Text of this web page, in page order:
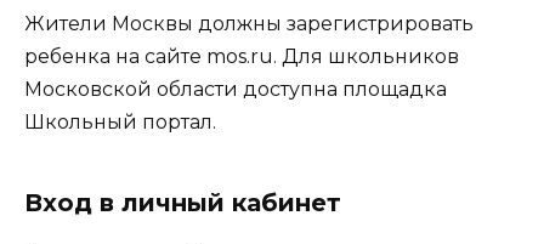
Жители Москвы должны зарегистрировать
ребенка на сайте mos.ru. Для школьников
Московской области доступна площадка
Школьный портал.
Вход в личный кабинет